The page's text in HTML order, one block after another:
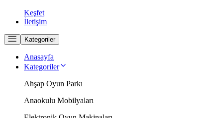
Keşfet
İletişim
Kategoriler
Anasayfa
Kategoriler
Ahşap Oyun Parkı
Anaokulu Mobilyaları